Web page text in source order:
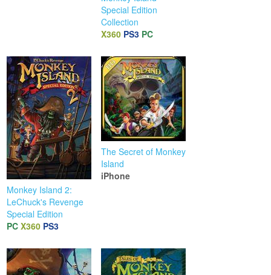
Special Edition
Collection
X360 PS3 PC
Monkey Island 2:
LeChuck's Revenge
Special Edition
PC X360 PS3
The Secret of Monkey
Island
iPhone